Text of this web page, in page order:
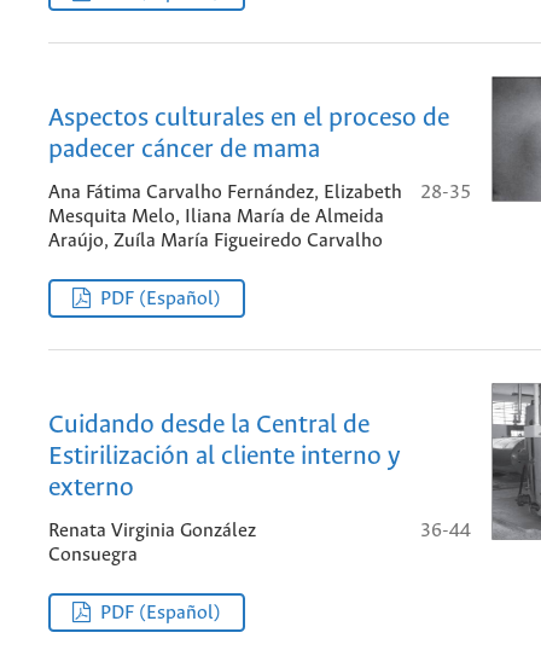
Aspectos culturales en el proceso de
padecer cáncer de mama
Ana Fátima Carvalho Fernández, Elizabeth
Mesquita Melo, Iliana María de Almeida
Araújo, Zuíla María Figueiredo Carvalho
28-35
PDF (Español)
Cuidando desde la Central de
Estirilización al cliente interno y
externo
Renata Virginia González
Consuegra
36-44
PDF (Español)